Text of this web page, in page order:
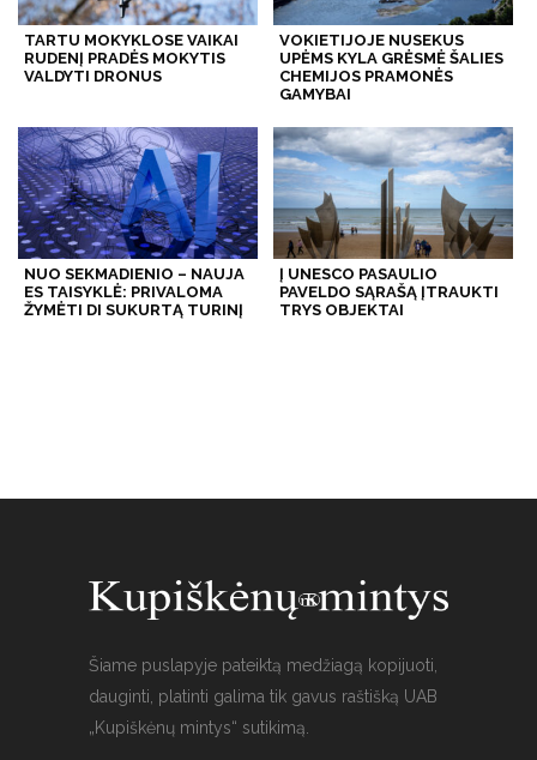
TARTU MOKYKLOSE VAIKAI
RUDENĮ PRADĖS MOKYTIS
VALDYTI DRONUS
VOKIETIJOJE NUSEKUS
UPĖMS KYLA GRĖSMĖ ŠALIES
CHEMIJOS PRAMONĖS
GAMYBAI
NUO SEKMADIENIO – NAUJA
ES TAISYKLĖ: PRIVALOMA
ŽYMĖTI DI SUKURTĄ TURINĮ
Į UNESCO PASAULIO
PAVELDO SĄRAŠĄ ĮTRAUKTI
TRYS OBJEKTAI
Šiame puslapyje pateiktą medžiagą kopijuoti,
dauginti, platinti galima tik gavus raštišką UAB
„Kupiškėnų mintys“ sutikimą.